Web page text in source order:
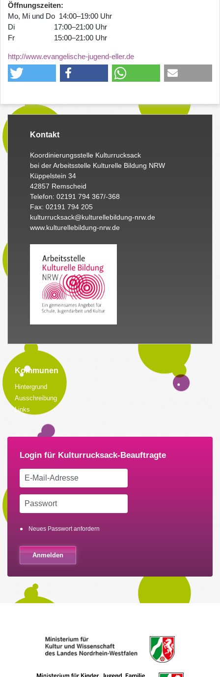
Öffnungszeiten
Mo, Mi und Do 14:00–19:00 Uhr
Di 17:00–21:00 Uhr
Fr 15:00–21:00 Uhr
http://www.evangelische-jugend-eller.de
Kontakt
Koordinierungsstelle Kulturrucksack
bei der Arbeitsstelle Kulturelle Bildung NRW
Küppelstein 34
42857 Remscheid
Telefon: 02191 794 367/-368
Fax: 02191 794 205
kulturrucksack@kulturellebildung-nrw.de
www.kulturellebildung-nrw.de
Kommunen
Hintergrund
Ausschreibung
Links
Neues Passwort anfordern